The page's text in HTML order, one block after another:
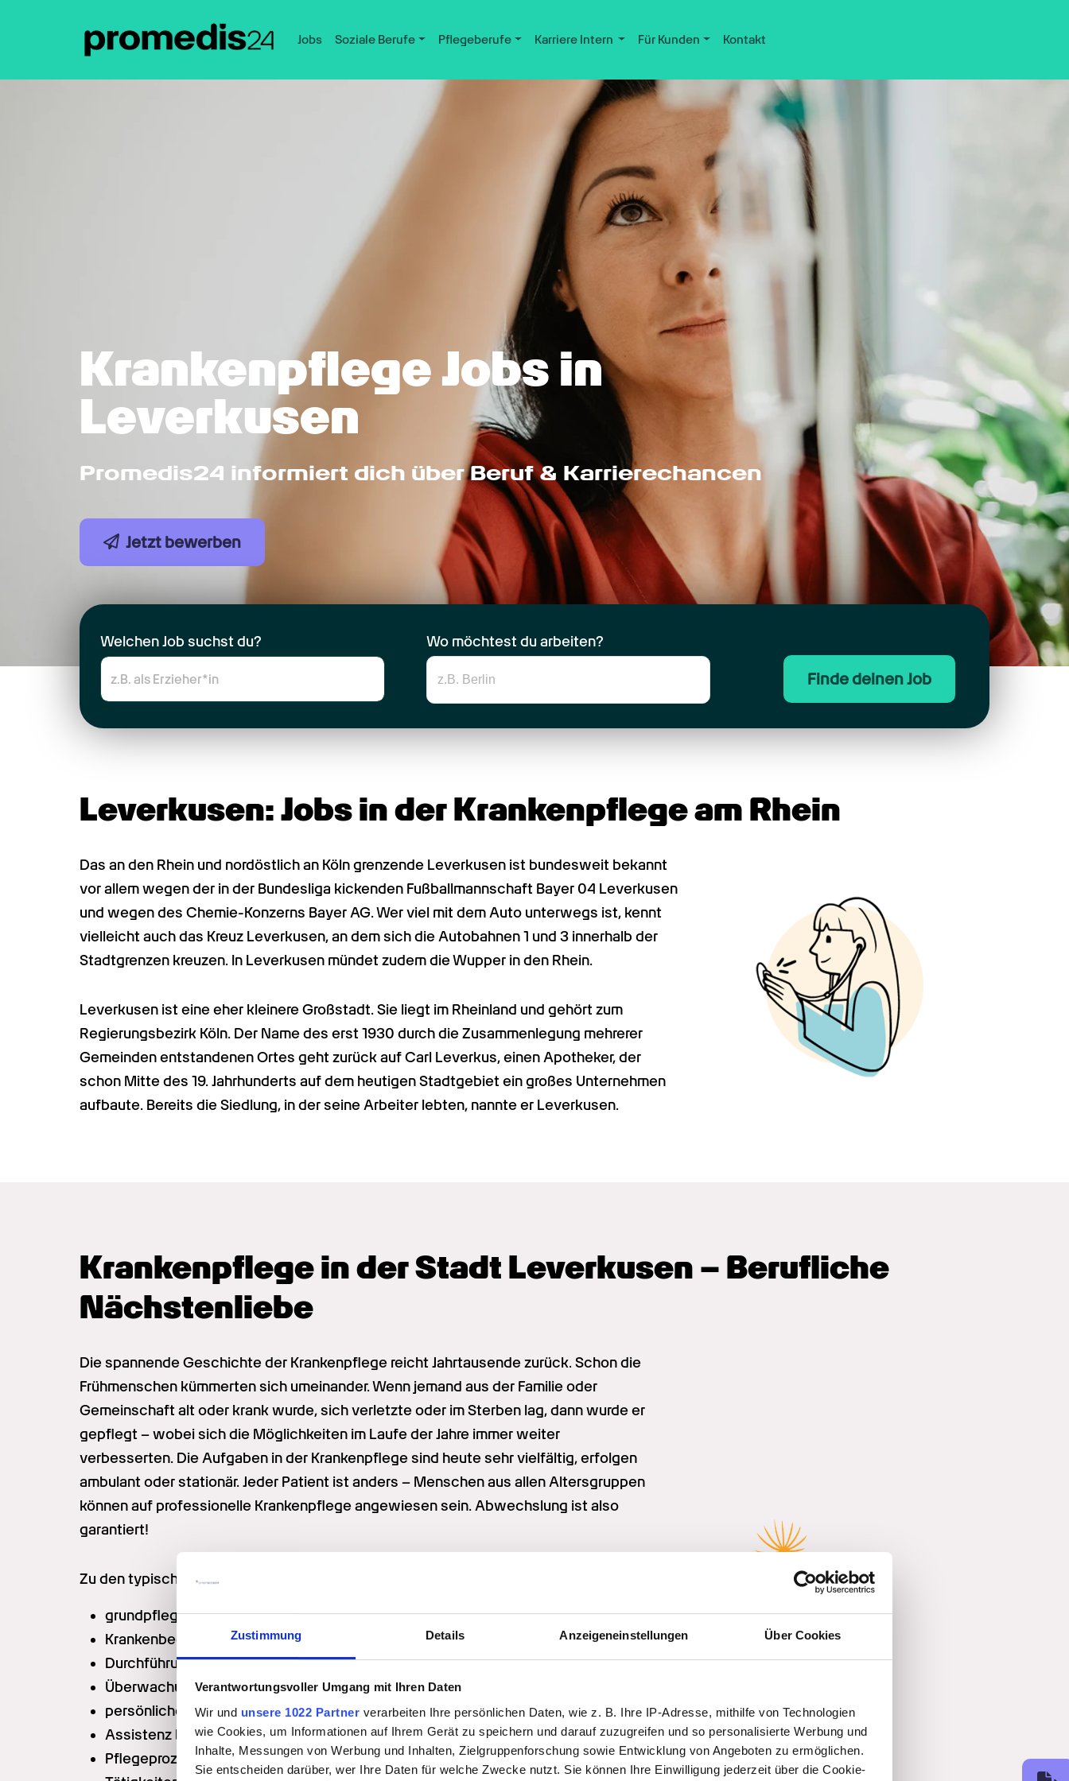
Zustimmung Details Anzeigeneinstellungen Über Cookies
Verantwortungsvoller Umgang mit Ihren Daten
Wir und unsere 1022 Partner verarbeiten Ihre persönlichen Daten, wie z. B. Ihre IP-Adresse, mithilfe von Technologien
wie Cookies, um Informationen auf Ihrem Gerät zu speichern und darauf zuzugreifen und so personalisierte Werbung und
Inhalte, Messungen von Werbung und Inhalten, Zielgruppenforschung sowie Entwicklung von Angeboten zu ermöglichen.
Sie entscheiden darüber, wer Ihre Daten für welche Zwecke nutzt. Sie können Ihre Einwilligung jederzeit über die Cookie-
Jobs Soziale Berufe Pflegeberufe Karriere Intern Für Kunden Kontakt
Krankenpflege Jobs in
Leverkusen
Promedis24 informiert dich über Beruf & Karrierechancen
Jetzt bewerben
Welchen Job suchst du? Wo möchtest du arbeiten?
Finde deinen Job
Leverkusen: Jobs in der Krankenpflege am Rhein
Das an den Rhein und nordöstlich an Köln grenzende Leverkusen ist bundesweit bekannt
vor allem wegen der in der Bundesliga kickenden Fußballmannschaft Bayer 04 Leverkusen
und wegen des Chemie-Konzerns Bayer AG. Wer viel mit dem Auto unterwegs ist, kennt
vielleicht auch das Kreuz Leverkusen, an dem sich die Autobahnen 1 und 3 innerhalb der
Stadtgrenzen kreuzen. In Leverkusen mündet zudem die Wupper in den Rhein.
Leverkusen ist eine eher kleinere Großstadt. Sie liegt im Rheinland und gehört zum
Regierungsbezirk Köln. Der Name des erst 1930 durch die Zusammenlegung mehrerer
Gemeinden entstandenen Ortes geht zurück auf Carl Leverkus, einen Apotheker, der
schon Mitte des 19. Jahrhunderts auf dem heutigen Stadtgebiet ein großes Unternehmen
aufbaute. Bereits die Siedlung, in der seine Arbeiter lebten, nannte er Leverkusen.
Krankenpflege in der Stadt Leverkusen – Berufliche
Nächstenliebe
Die spannende Geschichte der Krankenpflege reicht Jahrtausende zurück. Schon die
Frühmenschen kümmerten sich umeinander. Wenn jemand aus der Familie oder
Gemeinschaft alt oder krank wurde, sich verletzte oder im Sterben lag, dann wurde er
gepflegt – wobei sich die Möglichkeiten im Laufe der Jahre immer weiter
verbesserten. Die Aufgaben in der Krankenpflege sind heute sehr vielfältig, erfolgen
ambulant oder stationär. Jeder Patient ist anders – Menschen aus allen Altersgruppen
können auf professionelle Krankenpflege angewiesen sein. Abwechslung ist also
garantiert!
Zu den typischen Aufgaben in der Pflege kranker Patienten zählen etwa
grundpflegerische Tätigkeiten und die Unterstützung dabei
Krankenbeobachtung
Durchführung ärztlicher Anordnungen
Überwachung von Therapiemaßnahmen
persönliche Beratung der Patienten
Assistenz bei diagnostischen Maßnahmen sowie
Pflegeprozessplanung und Dokumentation der durchgeführten pflegerischen